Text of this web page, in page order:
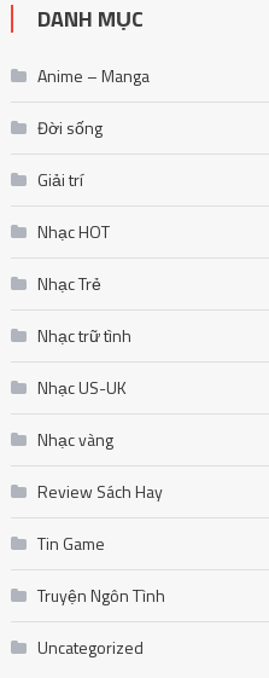
DANH MỤC
Anime – Manga
Đời sống
Giải trí
Nhạc HOT
Nhạc Trẻ
Nhạc trữ tình
Nhạc US-UK
Nhạc vàng
Review Sách Hay
Tin Game
Truyện Ngôn Tình
Uncategorized